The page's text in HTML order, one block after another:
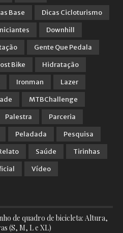
Base
Dicas Cicloturismo
Downhill
Gente Que Pedala
Bike
Hidratação
Ironman
Lazer
MTBChallenge
Palestra
Parceria
Peladada
Pesquisa
Saúde
Tirinhas
Vídeo
de quadro de bicicleta: Altura,
(S, M, L e XL)